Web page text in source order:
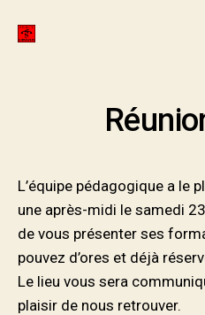
L’équipe pédagogique a le
une après-midi le samedi
de vous présenter ses
pouvez d’ores et déjà
Le lieu vous sera
plaisir de nous retrouver.